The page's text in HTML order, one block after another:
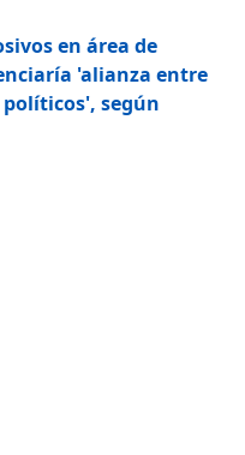
en área de
'alianza entre
según